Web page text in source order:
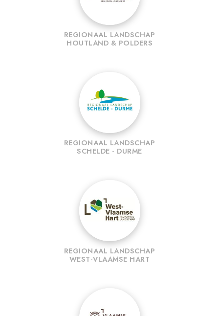
REGIONAAL LANDSCHAP
HOUTLAND & POLDERS
REGIONAAL LANDSCHAP
SCHELDE - DURME
REGIONAAL LANDSCHAP
WEST-VLAAMSE HART